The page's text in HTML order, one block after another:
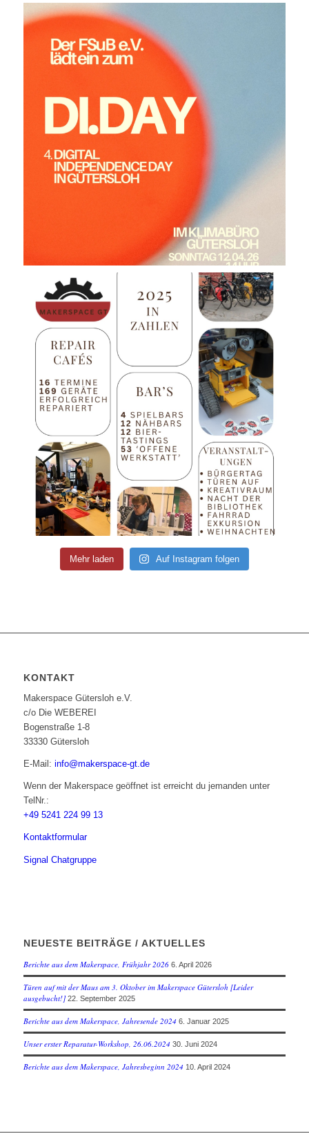
Mehr laden Auf Instagram folgen
KONTAKT
Makerspace Gütersloh e.V.
c/o Die WEBEREI
Bogenstraße 1-8
33330 Gütersloh
E-Mail: info@makerspace-gt.de
Wenn der Makerspace geöffnet ist erreicht du jemanden unter
TelNr.:
+49 5241 224 99 13
Kontaktformular
Signal Chatgruppe
NEUESTE BEITRÄGE / AKTUELLES
Berichte aus dem Makerspace, Frühjahr 2026 6. April 2026
Türen auf mit der Maus am 3. Oktober im Makerspace Gütersloh [Leider
ausgebucht!] 22. September 2025
Berichte aus dem Makerspace, Jahresende 2024 6. Januar 2025
Unser erster Reparatur-Workshop, 26.06.2024 30. Juni 2024
Berichte aus dem Makerspace, Jahresbeginn 2024 10. April 2024